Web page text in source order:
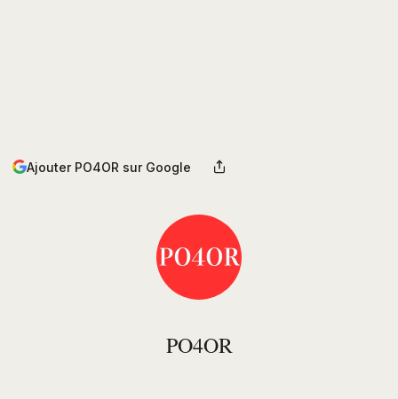
Ajouter PO4OR sur Google
PO4OR